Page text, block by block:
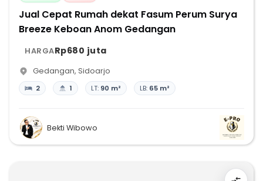
Jual Cepat Rumah dekat Fasum Perum Surya
Breeze Keboan Anom Gedangan
HARGARp680 juta
Gedangan, Sidoarjo
2 1 LT: 90 m² LB: 65 m²
Bekti Wibowo